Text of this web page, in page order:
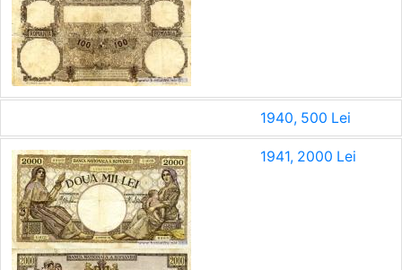
1940, 500 Lei
1941, 2000 Lei